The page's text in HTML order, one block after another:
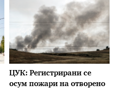
ЦУК: Регистрирани се
осум пожари на отворено